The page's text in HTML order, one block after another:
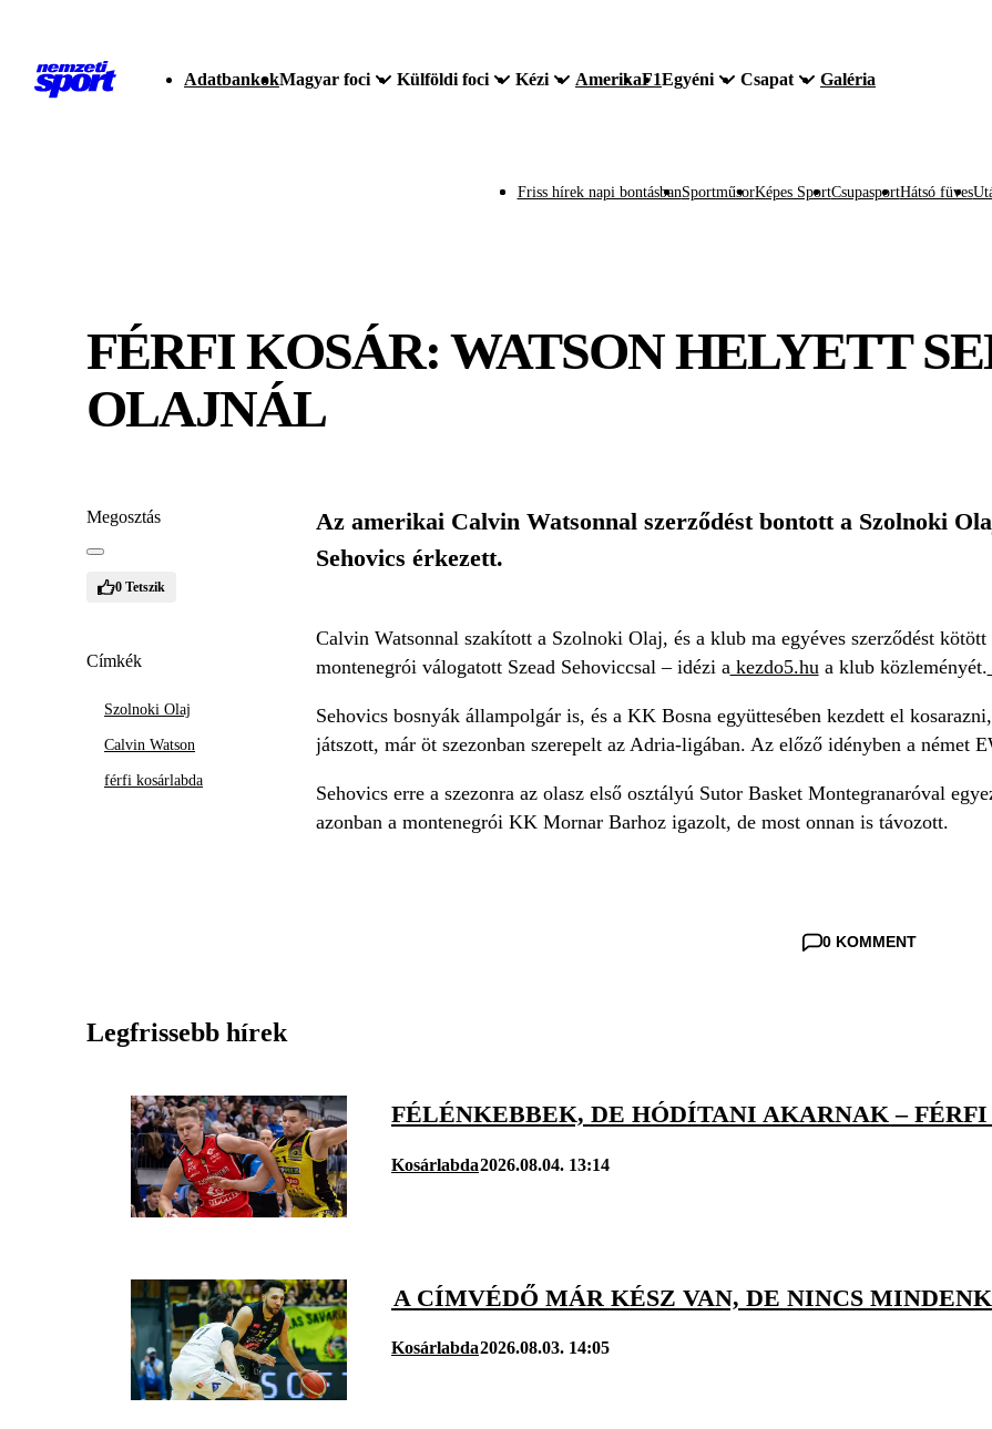
AdatbankokMagyar foci Külföldi foci Kézi AmerikaF1Egyéni Csapat Galéria
Friss hírek napi bontásbanSportműsorKépes SportCsupasportHátsó füves
FÉRFI KOSÁR: WATSON HELYETT
OLAJNÁL
Megosztás
0 Tetszik
Címkék
Szolnoki Olaj
Calvin Watson
férfi kosárlabda
Az amerikai Calvin Watsonnal szerződést bontott a Szolnoki
Sehovics érkezett.
Calvin Watsonnal szakított a Szolnoki Olaj, és a klub ma egyéves szerződést kötött
montenegrói válogatott Szead Sehoviccsal – idézi akezdo5.hua klub közleményét.
Sehovics bosnyák állampolgár is, és a KK Bosna együttesében kezdett el
játszott, már öt szezonban szerepelt az Adria-ligában. Az előző idényben a német
Sehovics erre a szezonra az olasz első osztályú Sutor Basket Montegranaróval
azonban a montenegrói KK Mornar Barhoz igazolt, de most onnan is távozott.
0 KOMMENT
Legfrissebb hírek
FÉLÉNKEBBEK, DE HÓDÍTANI AKARNAK –
Kosárlabda2026.08.04. 13:14
A CÍMVÉDŐ MÁR KÉSZ VAN, DE NINCS
Kosárlabda2026.08.03. 14:05